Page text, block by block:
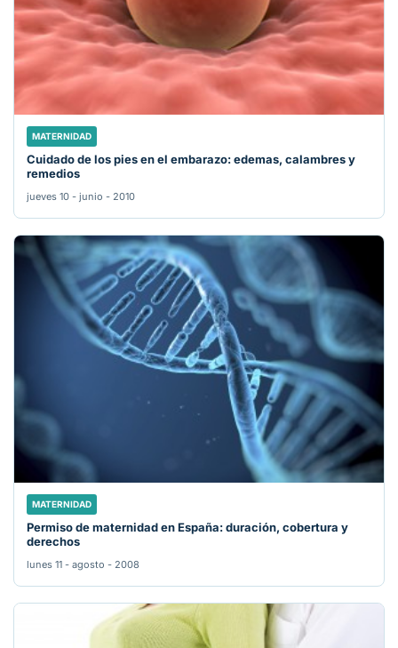
MATERNIDAD
Cuidado de los pies en el embarazo: edemas, calambres y
remedios
jueves 10 - junio - 2010
MATERNIDAD
Permiso de maternidad en España: duración, cobertura y
derechos
lunes 11 - agosto - 2008